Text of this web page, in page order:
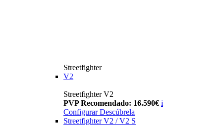
Streetfighter
V2
Streetfighter V2
PVP Recomendado: 16.590€ i
Configurar Descúbrela
Streetfighter V2 / V2 S